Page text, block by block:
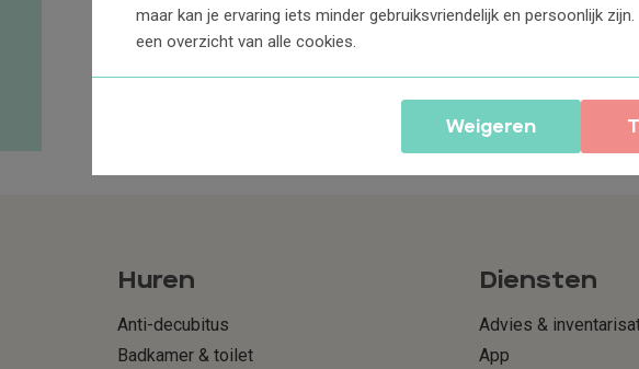
maar kan je ervaring iets minder gebruiksvriendelijk en persoonlijk
een overzicht van alle cookies.
Weigeren
Huren
Anti-decubitus
Badkamer & toilet
Diensten
Advies &
App